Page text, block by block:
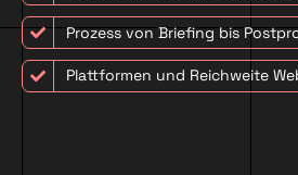
Prozess von Briefing bis
Plattformen und Reichweite